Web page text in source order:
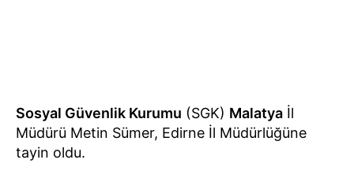
Sosyal Güvenlik Kurumu (SGK) Malatya İl
Müdürü Metin Sümer, Edirne İl Müdürlüğüne
tayin oldu.